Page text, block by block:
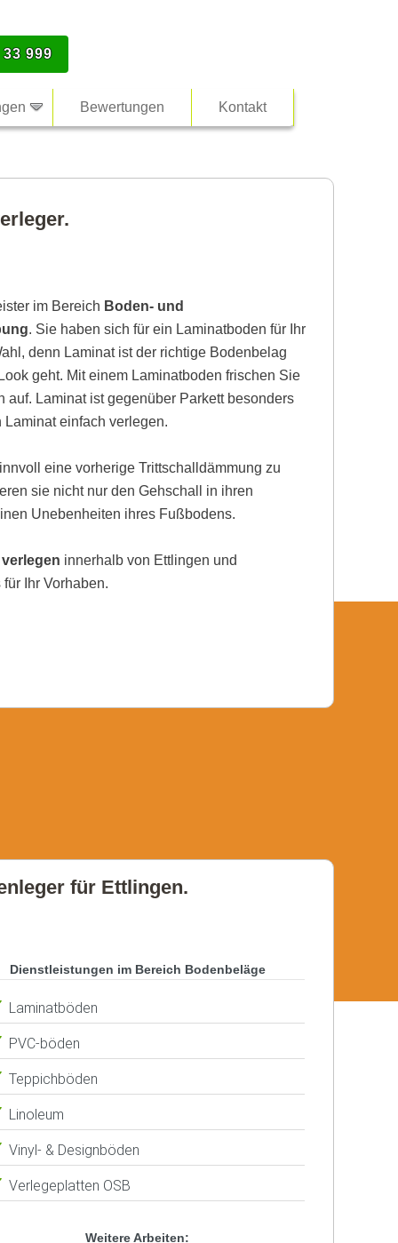
999
Bewertungen Kontakt
im Bereich Boden- und
. Sie haben sich für ein Laminatboden für Ihr
denn Laminat ist der richtige Bodenbelag
geht. Mit einem Laminatboden frischen Sie
Laminat ist gegenüber Parkett besonders
einfach verlegen.
eine vorherige Trittschalldämmung zu
sie nicht nur den Gehschall in ihren
Unebenheiten ihres Fußbodens.
innerhalb von Ettlingen und
Ihr Vorhaben.
für Ettlingen.
Dienstleistungen im Bereich Bodenbeläge
Laminatböden
PVC-böden
Teppichböden
Linoleum
Vinyl- & Designböden
Verlegeplatten OSB
Weitere Arbeiten: